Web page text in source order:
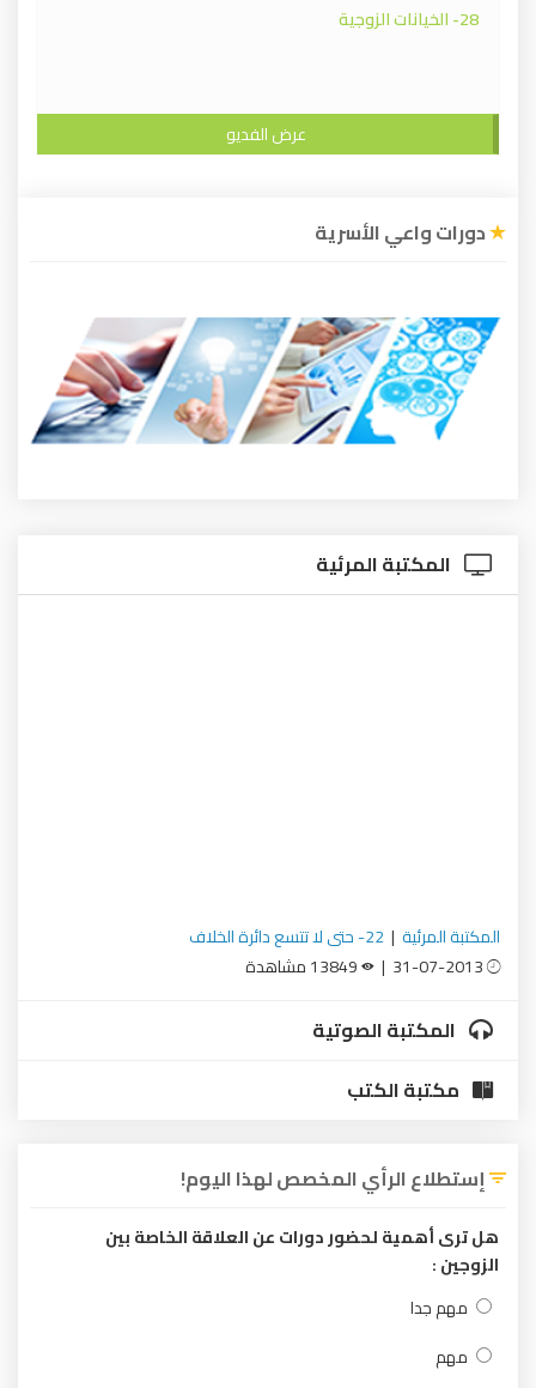
28- الخيانات الزوجية
عرض الفديو
دورات واعي الأسرية
المكتبة المرئية
المكتبة المرئية | 22- حتى لا تتسع دائرة الخلاف
المكتبة الصوتية
مكتبة الكتب
إستطلاع الرأي المخصص لهذا اليوم!
هل ترى أهمية لحضور دورات عن العلاقة الخاصة بين
الزوجين :
مهم جدا
مهم